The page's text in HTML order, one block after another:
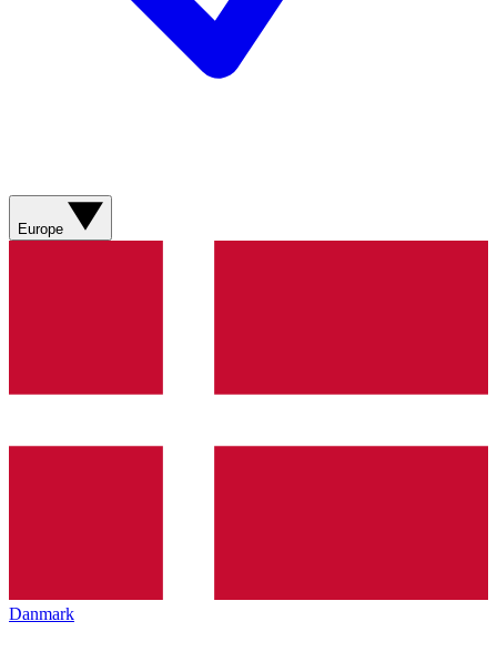
Europe
Danmark